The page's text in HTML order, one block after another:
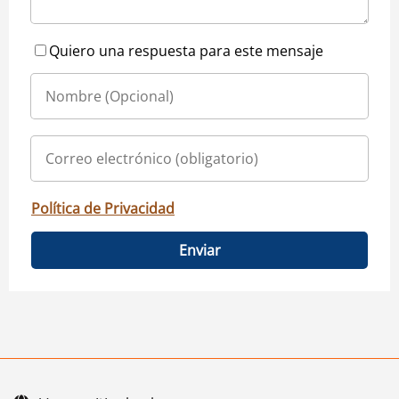
Quiero una respuesta para este mensaje
Política de Privacidad
Enviar